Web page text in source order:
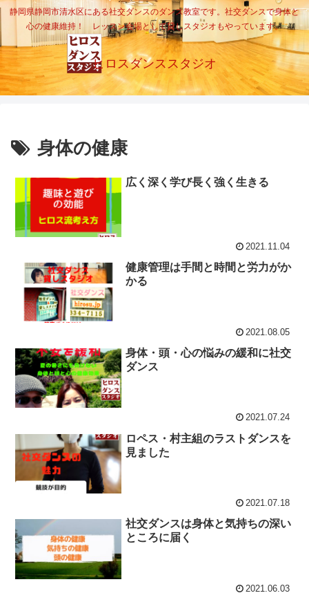
静岡県静岡市清水区にある社交ダンスのダンス教室です。社交ダンスで身体と
心の健康維持！ レッスン会場として貸しスタジオもやっています。
ヒロスダンススタジオ
身体の健康
広く深く学び長く強く生きる
2021.11.04
健康管理は手間と時間と労力がか
かる
2021.08.05
身体・頭・心の悩みの緩和に社交
ダンス
2021.07.24
ロペス・村主組のラストダンスを
見ました
2021.07.18
社交ダンスは身体と気持ちの深い
ところに届く
2021.06.03